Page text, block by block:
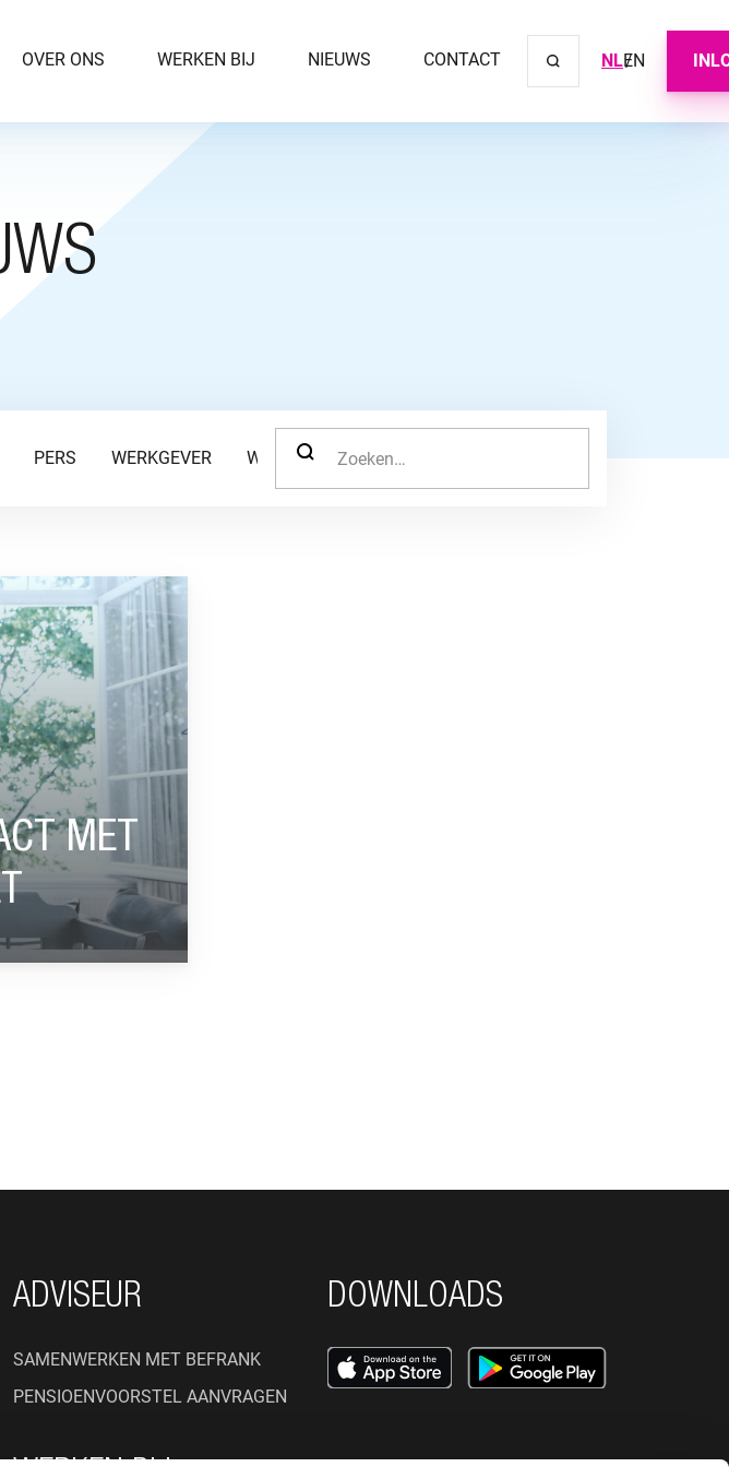
OVER ONS WERKEN BIJ NIEUWS CONTACT NLEN
PERS WERKGEVER WERKNEMER
ZOEK NAAR:
FAVORIET”
MET
ADVISEUR
SAMENWERKEN MET BEFRANK
PENSIOENVOORSTEL AANVRAGEN
DOWNLOADS
Sluit